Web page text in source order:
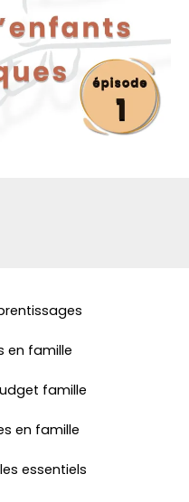
en famille
famille
en famille
essentiels